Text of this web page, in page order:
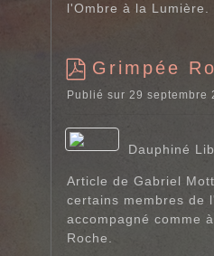
l'Ombre à la Lumière.
p
f
Grimpée
Publié sur 29 septembre
Dauphiné
Article de Gabriel
certains membres de
accompagné comme
Roche.